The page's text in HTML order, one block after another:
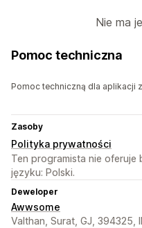
Nie ma
Pomoc techniczna
Pomoc techniczną dla aplikacji
Zasoby
Polityka prywatności
Ten programista nie
języku: Polski.
Deweloper
Awwsome
Valthan, Surat, GJ, 394325,